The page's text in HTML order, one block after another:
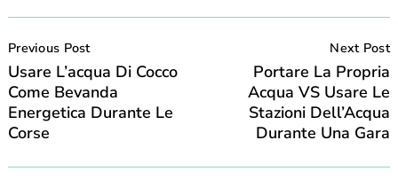
Navigation
Previous Post
Usare L’acqua Di Cocco
Come Bevanda
Energetica Durante Le
Corse
Next Post
Portare La Propria
Acqua VS Usare Le
Stazioni Dell’Acqua
Durante Una Gara